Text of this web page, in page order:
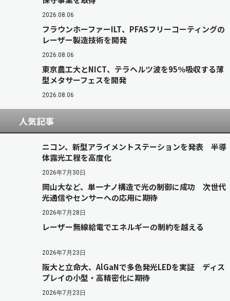
2026.08.06
フラウンホーファーILT、PFASフリーコーティングの
レーザー製造技術を開発
2026.08.06
東京農工大とNICT、テラヘルツ波を95％吸収する薄
型メタサーフェスを開発
2026.08.06
人気記事
ニコン、新型アライメントステーションを発表 半導
体露光工程を高度化
2026年7月30日
岡山大など、単一ナノ構造で光の制御に成功 次世代
光通信やセンサーへの応用に期待
2026年7月28日
レーザー無線給電でエネルギーの制約を越える
2026年7月23日
阪大と立命大、AlGaNで多色発光LEDを実証 ディス
プレイの小型・高精密化に期待
2026年7月23日